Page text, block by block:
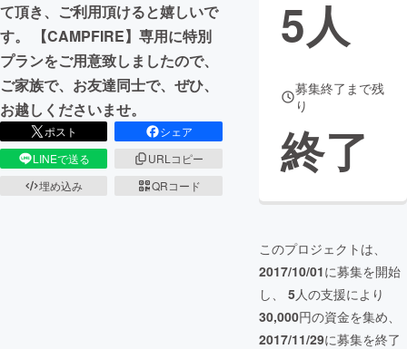
て頂き、ご利用頂けると嬉しいで
す。 【CAMPFIRE】専用に特別
プランをご用意致しましたので、
ご家族で、お友達同士で、ぜひ、
お越しくださいませ。
ポスト
シェア
LINEで送る
URLコピー
埋め込み
QRコード
5人
募集終了まで残
り
終了
このプロジェクトは、
2017/10/01に募集を開始
し、 5人の支援により
30,000円の資金を集め、
2017/11/29に募集を終了